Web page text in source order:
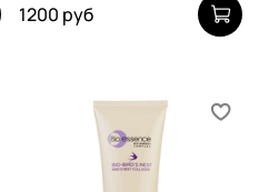
1200 руб